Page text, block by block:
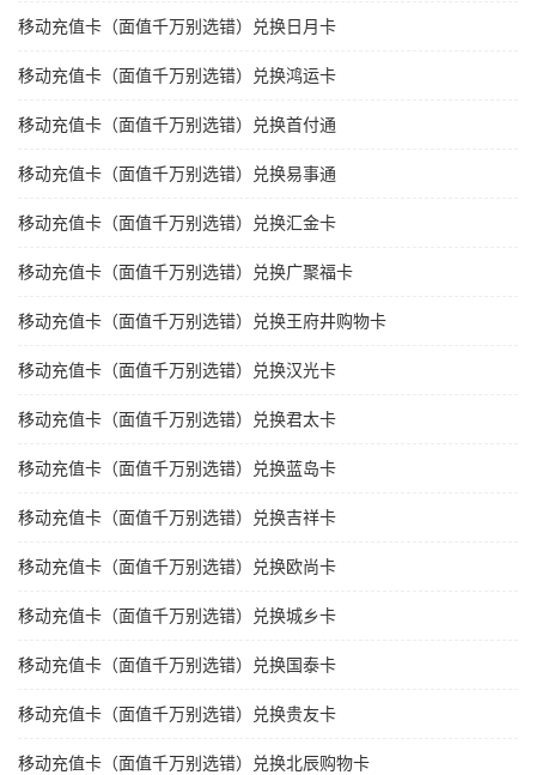
移动充值卡（面值千万别选错）兑换日月卡
移动充值卡（面值千万别选错）兑换鸿运卡
移动充值卡（面值千万别选错）兑换首付通
移动充值卡（面值千万别选错）兑换易事通
移动充值卡（面值千万别选错）兑换汇金卡
移动充值卡（面值千万别选错）兑换广聚福卡
移动充值卡（面值千万别选错）兑换王府井购物卡
移动充值卡（面值千万别选错）兑换汉光卡
移动充值卡（面值千万别选错）兑换君太卡
移动充值卡（面值千万别选错）兑换蓝岛卡
移动充值卡（面值千万别选错）兑换吉祥卡
移动充值卡（面值千万别选错）兑换欧尚卡
移动充值卡（面值千万别选错）兑换城乡卡
移动充值卡（面值千万别选错）兑换国泰卡
移动充值卡（面值千万别选错）兑换贵友卡
移动充值卡（面值千万别选错）兑换北辰购物卡